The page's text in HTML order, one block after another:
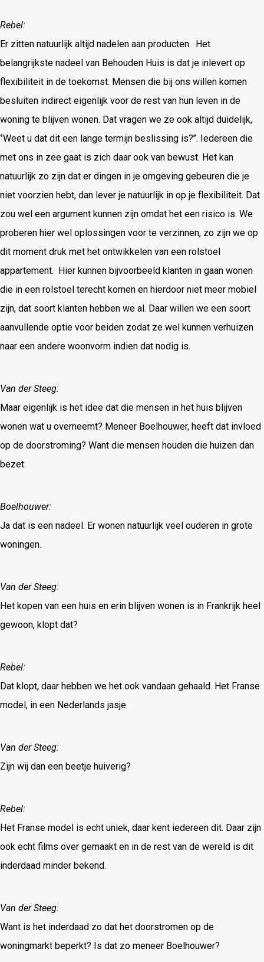
Rebel:
Er zitten natuurlijk altijd nadelen aan producten. Het
belangrijkste nadeel van Behouden Huis is dat je inlevert op
flexibiliteit in de toekomst. Mensen die bij ons willen komen
besluiten indirect eigenlijk voor de rest van hun leven in de
woning te blijven wonen. Dat vragen we ze ook altijd duidelijk,
‘’Weet u dat dit een lange termijn beslissing is?’’. Iedereen die
met ons in zee gaat is zich daar ook van bewust. Het kan
natuurlijk zo zijn dat er dingen in je omgeving gebeuren die je
niet voorzien hebt, dan lever je natuurlijk in op je flexibiliteit. Dat
zou wel een argument kunnen zijn omdat het een risico is. We
proberen hier wel oplossingen voor te verzinnen, zo zijn we op
dit moment druk met het ontwikkelen van een rolstoel
appartement. Hier kunnen bijvoorbeeld klanten in gaan wonen
die in een rolstoel terecht komen en hierdoor niet meer mobiel
zijn, dat soort klanten hebben we al. Daar willen we een soort
aanvullende optie voor beiden zodat ze wel kunnen verhuizen
naar een andere woonvorm indien dat nodig is.
Van der Steeg:
Maar eigenlijk is het idee dat die mensen in het huis blijven
wonen wat u overneemt? Meneer Boelhouwer, heeft dat invloed
op de doorstroming? Want die mensen houden die huizen dan
bezet.
Boelhouwer:
Ja dat is een nadeel. Er wonen natuurlijk veel ouderen in grote
woningen.
Van der Steeg:
Het kopen van een huis en erin blijven wonen is in Frankrijk heel
gewoon, klopt dat?
Rebel:
Dat klopt, daar hebben we het ook vandaan gehaald. Het Franse
model, in een Nederlands jasje.
Van der Steeg:
Zijn wij dan een beetje huiverig?
Rebel:
Het Franse model is echt uniek, daar kent iedereen dit. Daar zijn
ook echt films over gemaakt en in de rest van de wereld is dit
inderdaad minder bekend.
Van der Steeg:
Want is het inderdaad zo dat het doorstromen op de
woningmarkt beperkt? Is dat zo meneer Boelhouwer?